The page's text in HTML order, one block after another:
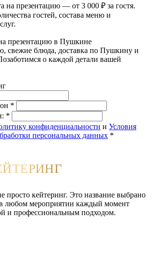
на презентацию — от 3 000 ₽ за гостя.
гостей, состава меню и
презентацию в Пушкине
свежие блюда, доставка по Пушкину и
о каждой детали вашей
*
*
конфиденциальности и Условия
персональных данных *
просто кейтеринг. Это название выбрано
любом мероприятии каждый момент
и профессиональным подходом.